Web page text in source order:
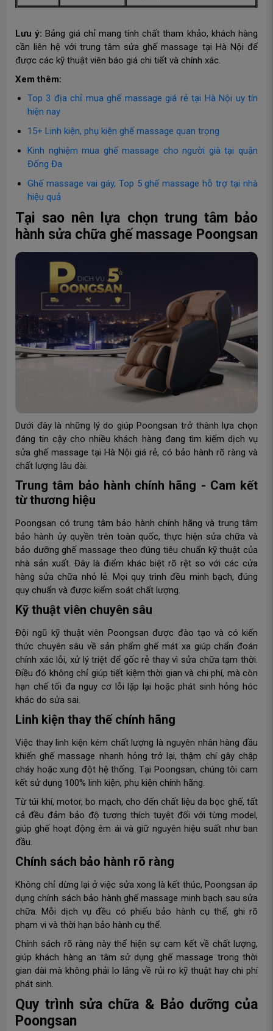
Lưu ý: Bảng giá chỉ mang tính chất tham khảo, khách hàng
cần liên hệ với trung tâm sửa ghế massage tại Hà Nội để
được các kỹ thuật viên báo giá chi tiết và chính xác.
Xem thêm:
Top 3 địa chỉ mua ghế massage giá rẻ tại Hà Nội uy tín
hiện nay
15+ Linh kiện, phụ kiện ghế massage quan trọng
Kinh nghiệm mua ghế massage cho người già tại quận
Đống Đa
Ghế massage vai gáy, Top 5 ghế massage hỗ trợ tại nhà
hiệu quả
Tại sao nên lựa chọn trung tâm bảo
hành sửa chữa ghế massage Poongsan
Dưới đây là những lý do giúp Poongsan trở thành lựa chọn
đáng tin cậy cho nhiều khách hàng đang tìm kiếm dịch vụ
sửa ghế massage tại Hà Nội giá rẻ, có bảo hành rõ ràng và
chất lượng lâu dài.
Trung tâm bảo hành chính hãng - Cam kết
từ thương hiệu
Poongsan có trung tâm bảo hành chính hãng và trung tâm
bảo hành ủy quyền trên toàn quốc, thực hiện sửa chữa và
bảo dưỡng ghế massage theo đúng tiêu chuẩn kỹ thuật của
nhà sản xuất. Đây là điểm khác biệt rõ rệt so với các cửa
hàng sửa chữa nhỏ lẻ. Mọi quy trình đều minh bạch, đúng
quy chuẩn và được kiểm soát chất lượng.
Kỹ thuật viên chuyên sâu
Đội ngũ kỹ thuật viên Poongsan được đào tạo và có kiến
thức chuyên sâu về sản phẩm ghế mát xa giúp chẩn đoán
chính xác lỗi, xử lý triệt để gốc rễ thay vì sửa chữa tạm thời.
Điều đó không chỉ giúp tiết kiệm thời gian và chi phí, mà còn
hạn chế tối đa nguy cơ lỗi lặp lại hoặc phát sinh hỏng hóc
khác do sửa sai.
Linh kiện thay thế chính hãng
Việc thay linh kiện kém chất lượng là nguyên nhân hàng đầu
khiến ghế massage nhanh hỏng trở lại, thậm chí gây chập
cháy hoặc xung đột hệ thống. Tại Poongsan, chúng tôi cam
kết sử dụng 100% linh kiện, phụ kiện chính hãng.
Từ túi khí, motor, bo mạch, cho đến chất liệu da bọc ghế, tất
cả đều đảm bảo độ tương thích tuyệt đối với từng model,
giúp ghế hoạt động êm ái và giữ nguyên hiệu suất như ban
đầu.
Chính sách bảo hành rõ ràng
Không chỉ dừng lại ở việc sửa xong là kết thúc, Poongsan áp
dụng chính sách bảo hành ghế massage minh bạch sau sửa
chữa. Mỗi dịch vụ đều có phiếu bảo hành cụ thể, ghi rõ
phạm vi và thời hạn bảo hành cụ thể.
Chính sách rõ ràng này thể hiện sự cam kết về chất lượng,
giúp khách hàng an tâm sử dụng ghế massage trong thời
gian dài mà không phải lo lắng về rủi ro kỹ thuật hay chi phí
phát sinh.
Quy trình sửa chữa & Bảo dưỡng của
Poongsan